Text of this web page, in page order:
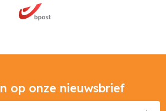
op onze nieuwsbrief